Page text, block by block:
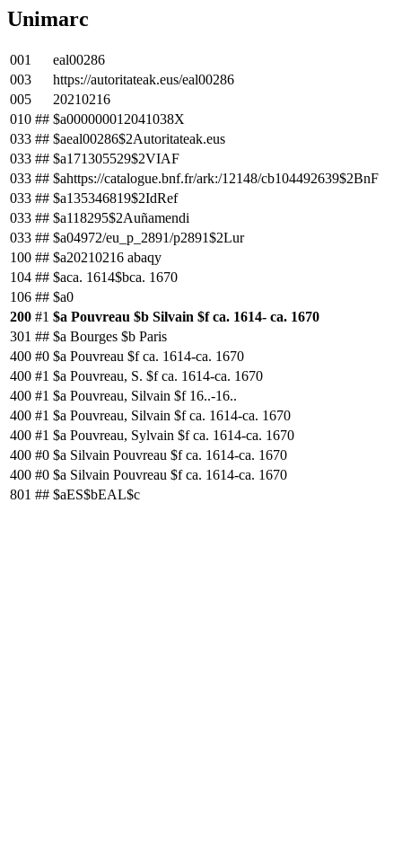
Unimarc
001
eal00286
003
https://autoritateak.eus/eal00286
005
20210216
010 ## $a000000012041038X
033 ## $aeal00286$2Autoritateak.eus
033 ## $a171305529$2VIAF
033 ## $ahttps://catalogue.bnf.fr/ark:/12148/cb104492639$2BnF
033 ## $a135346819$2IdRef
033 ## $a118295$2Auñamendi
033 ## $a04972/eu_p_2891/p2891$2Lur
100 ## $a20210216 abaqy
104 ## $aca. 1614$bca. 1670
106 ## $a0
200 #1 $a Pouvreau $b Silvain $f ca. 1614- ca. 1670
301 ## $a Bourges $b Paris
400 #0 $a Pouvreau $f ca. 1614-ca. 1670
400 #1 $a Pouvreau, S. $f ca. 1614-ca. 1670
400 #1 $a Pouvreau, Silvain $f 16..-16..
400 #1 $a Pouvreau, Silvain $f ca. 1614-ca. 1670
400 #1 $a Pouvreau, Sylvain $f ca. 1614-ca. 1670
400 #0 $a Silvain Pouvreau $f ca. 1614-ca. 1670
400 #0 $a Silvain Pouvreau $f ca. 1614-ca. 1670
801 ## $aES$bEAL$c